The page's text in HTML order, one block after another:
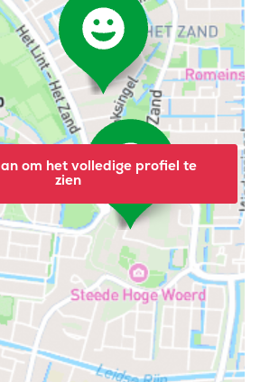
om het volledige profiel te
zien